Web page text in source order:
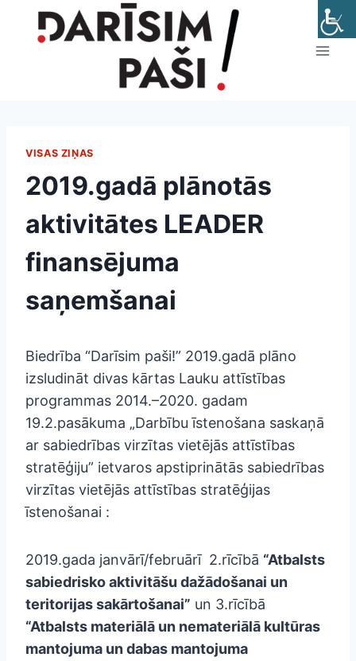
VISAS ZIŅAS
2019.gadā plānotās
aktivitātes LEADER
finansējuma
saņemšanai
Biedrība “Darīsim paši!” 2019.gadā plāno
izsludināt divas kārtas Lauku attīstības
programmas 2014.–2020. gadam
19.2.pasākuma „Darbību īstenošana saskaņā
ar sabiedrības virzītas vietējās attīstības
stratēģiju” ietvaros apstiprinātās sabiedrības
virzītas vietējās attīstības stratēģijas
īstenošanai :
2019.gada janvārī/februārī 2.rīcībā “Atbalsts
sabiedrisko aktivitāšu dažādošanai un
teritorijas sakārtošanai” un 3.rīcībā
“Atbalsts materiālā un nemateriālā kultūras
mantojuma un dabas mantojuma